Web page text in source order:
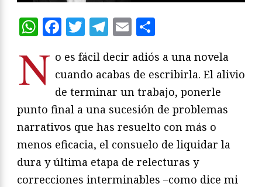
WhatsApp
Facebook
Twitter
Telegram
Email
N o es fácil decir adiós a una novela
cuando acabas de escribirla. El alivio
de terminar un trabajo, ponerle
punto final a una sucesión de problemas
narrativos que has resuelto con más o
menos eficacia, el consuelo de liquidar la
dura y última etapa de relecturas y
correcciones interminables –como dice mi